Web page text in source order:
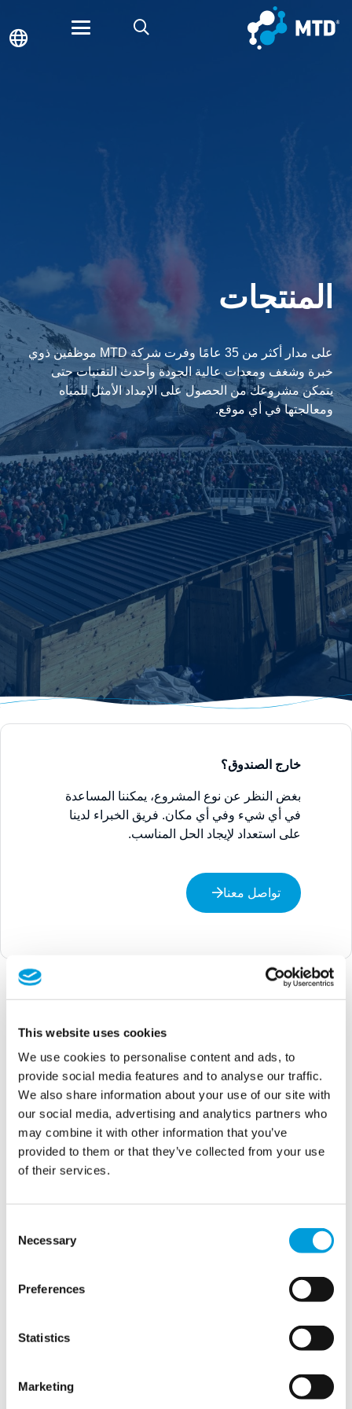
This website uses cookies
We use cookies to personalise content and ads, to
provide social media features and to analyse our traffic.
We also share information about your use of our site with
our social media, advertising and analytics partners who
may combine it with other information that you’ve
provided to them or that they’ve collected from your use
of their services.
Selection
Necessary
Preferences
Statistics
Marketing
المنتجات
على مدار أكثر من 35 عامًا وفرت شركة MTD موظفين ذوي
خبرة وشغف ومعدات عالية الجودة وأحدث التقنيات حتى
يتمكن مشروعك من الحصول على الإمداد الأمثل للمياه
ومعالجتها في أي موقع.
خارج الصندوق؟
بغض النظر عن نوع المشروع، يمكننا المساعدة
في أي شيء وفي أي مكان. فريق الخبراء لدينا
على استعداد لإيجاد الحل المناسب.
تواصل معنا